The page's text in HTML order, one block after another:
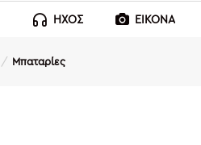
ΗΧΟΣ ΕΙΚΟΝΑ
Μπαταρίες